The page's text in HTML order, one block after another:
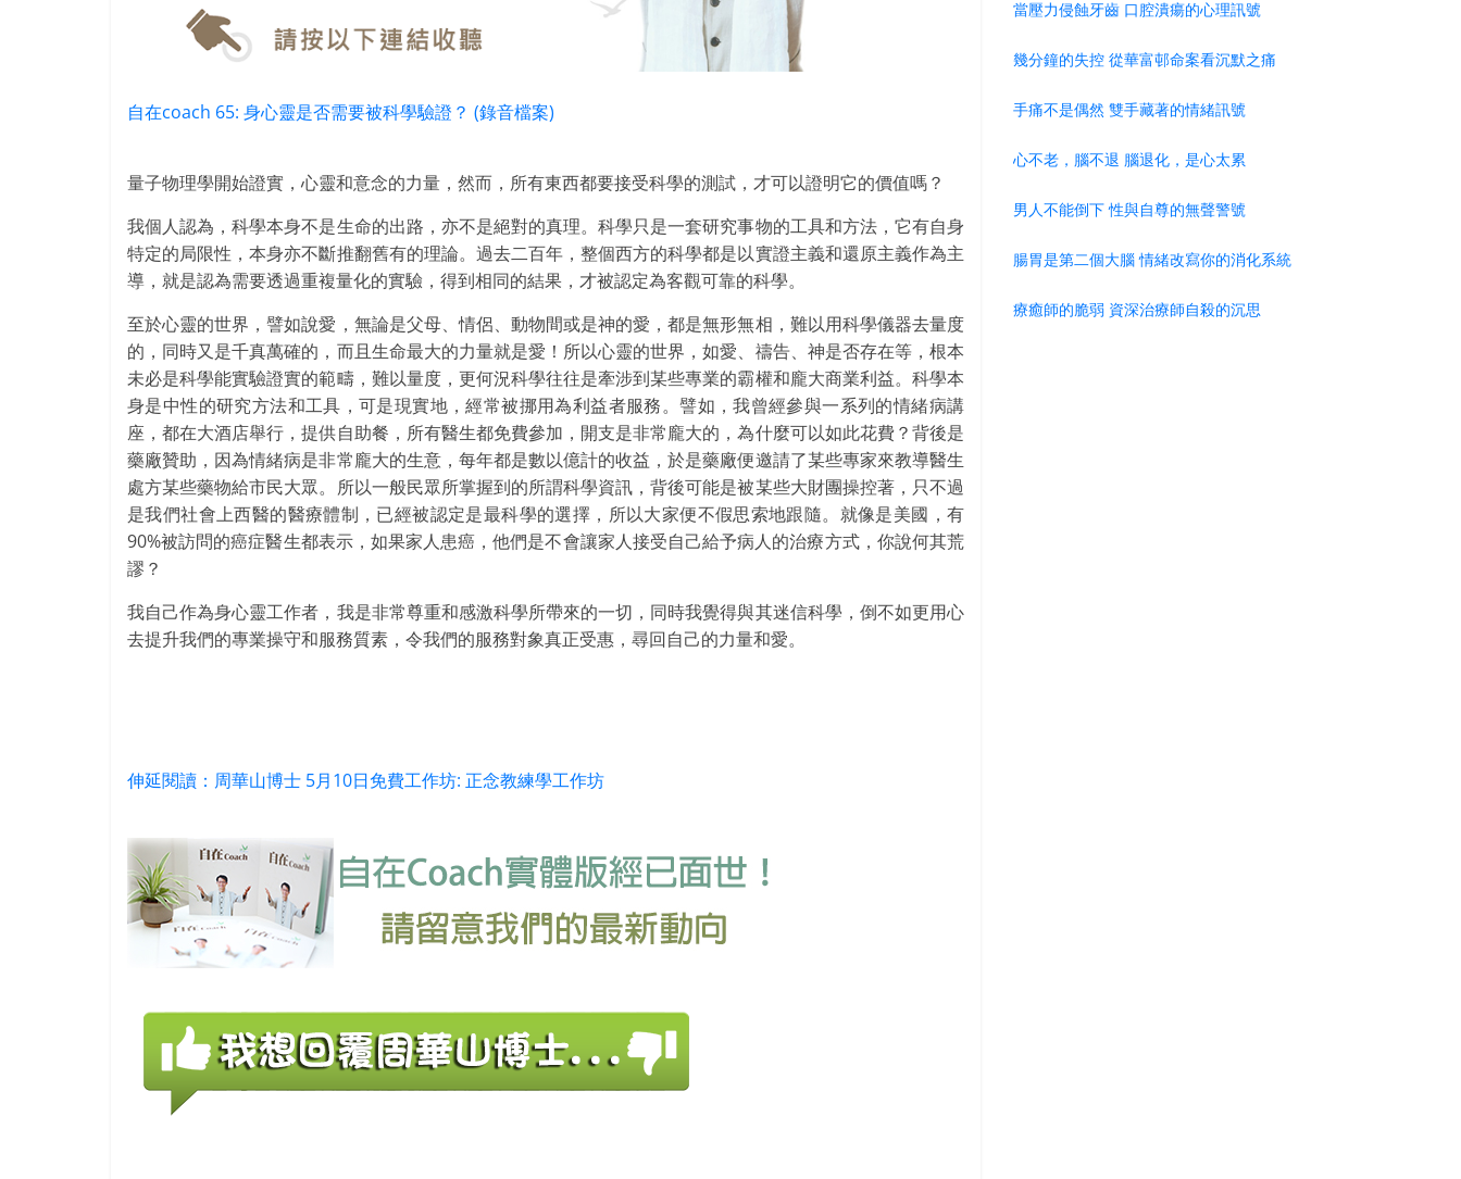
自在coach 65: 身心靈是否需要被科學驗證？ (錄音檔案)
量子物理學開始證實，心靈和意念的力量，然而，所有東西都要接受科學的測試，才可以證明它的價值嗎？
我個人認為，科學本身不是生命的出路，亦不是絕對的真理。科學只是一套研究事物的工具和方法，它有自身
特定的局限性，本身亦不斷推翻舊有的理論。過去二百年，整個西方的科學都是以實證主義和還原主義作為主
導，就是認為需要透過重複量化的實驗，得到相同的結果，才被認定為客觀可靠的科學。
至於心靈的世界，譬如說愛，無論是父母、情侶、動物間或是神的愛，都是無形無相，難以用科學儀器去量度
的，同時又是千真萬確的，而且生命最大的力量就是愛！所以心靈的世界，如愛、禱告、神是否存在等，根本
未必是科學能實驗證實的範疇，難以量度，更何況科學往往是牽涉到某些專業的霸權和龐大商業利益。科學本
身是中性的研究方法和工具，可是現實地，經常被挪用為利益者服務。譬如，我曾經參與一系列的情緒病講
座，都在大酒店舉行，提供自助餐，所有醫生都免費參加，開支是非常龐大的，為什麼可以如此花費？背後是
藥廠贊助，因為情緒病是非常龐大的生意，每年都是數以億計的收益，於是藥廠便邀請了某些專家來教導醫生
處方某些藥物給市民大眾。所以一般民眾所掌握到的所謂科學資訊，背後可能是被某些大財團操控著，只不過
是我們社會上西醫的醫療體制，已經被認定是最科學的選擇，所以大家便不假思索地跟隨。就像是美國，有
90%被訪問的癌症醫生都表示，如果家人患癌，他們是不會讓家人接受自己給予病人的治療方式，你說何其荒
謬？
我自己作為身心靈工作者，我是非常尊重和感激科學所帶來的一切，同時我覺得與其迷信科學，倒不如更用心
去提升我們的專業操守和服務質素，令我們的服務對象真正受惠，尋回自己的力量和愛。
伸延閱讀：周華山博士 5月10日免費工作坊: 正念教練學工作坊
當壓力侵蝕牙齒 口腔潰瘍的心理訊號
幾分鐘的失控 從華富邨命案看沉默之痛
手痛不是偶然 雙手藏著的情緒訊號
心不老，腦不退 腦退化，是心太累
男人不能倒下 性與自尊的無聲警號
腸胃是第二個大腦 情緒改寫你的消化系統
療癒師的脆弱 資深治療師自殺的沉思